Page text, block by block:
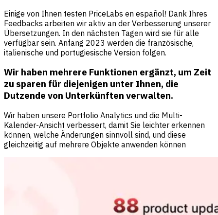
Einige von Ihnen testen PriceLabs en español! Dank Ihres
Feedbacks arbeiten wir aktiv an der Verbesserung unserer
Übersetzungen. In den nächsten Tagen wird sie für alle
verfügbar sein. Anfang 2023 werden die französische,
italienische und portugiesische Version folgen.
Wir haben mehrere Funktionen ergänzt, um Zeit
zu sparen für diejenigen unter Ihnen, die
Dutzende von Unterkünften verwalten.
Wir haben unsere Portfolio Analytics und die Multi-
Kalender-Ansicht verbessert, damit Sie leichter erkennen
können, welche Änderungen sinnvoll sind, und diese
gleichzeitig auf mehrere Objekte anwenden können